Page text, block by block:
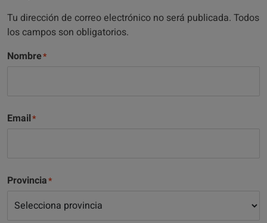
Tu dirección de correo electrónico no será publicada. Todos
los campos son obligatorios.
Nombre
Email
Provincia